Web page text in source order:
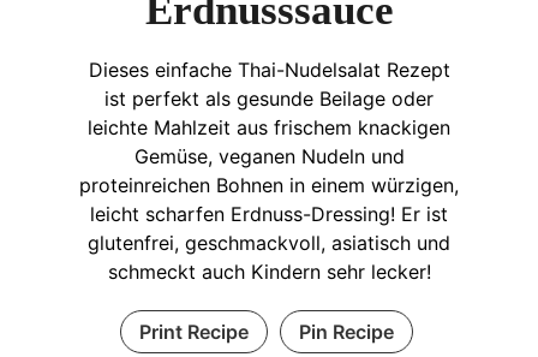
Erdnusssauce
Dieses einfache Thai-Nudelsalat Rezept
ist perfekt als gesunde Beilage oder
leichte Mahlzeit aus frischem knackigen
Gemüse, veganen Nudeln und
proteinreichen Bohnen in einem würzigen,
leicht scharfen Erdnuss-Dressing! Er ist
glutenfrei, geschmackvoll, asiatisch und
schmeckt auch Kindern sehr lecker!
Print Recipe Pin Recipe